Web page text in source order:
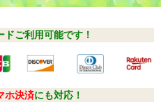
ご利用可能です！
ホ決済にも対応！